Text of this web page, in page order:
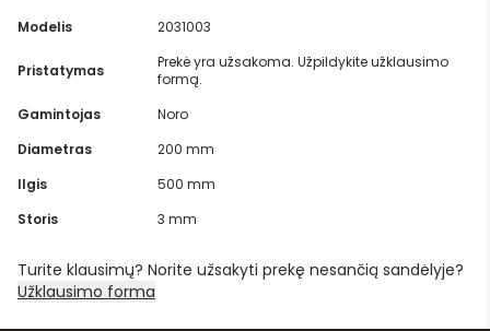
Modelis 2031003
Pristatymas
Prekė yra užsakoma. Užpildykite užklausimo
formą.
Gamintojas
Noro
Diametras
200 mm
Ilgis
500 mm
Storis
3 mm
Turite klausimų? Norite užsakyti prekę nesančią sandėlyje?
Užklausimo forma